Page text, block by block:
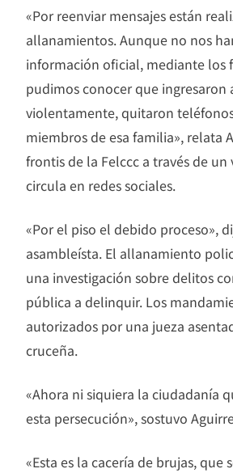
«Por reenviar mensajes están
allanamientos. Aunque no nos
información oficial, mediante los
pudimos conocer que ingresaron
violentamente, quitaron
miembros de esa familia», relata
frontis de la Felccc a través de un
circula en redes sociales.
«Por el piso el debido proceso»,
asambleísta. El allanamiento
una investigación sobre delitos
pública a delinquir. Los
autorizados por una jueza
cruceña.
«Ahora ni siquiera la ciudadanía
esta persecución», sostuvo
«Esta es la cacería de brujas, que